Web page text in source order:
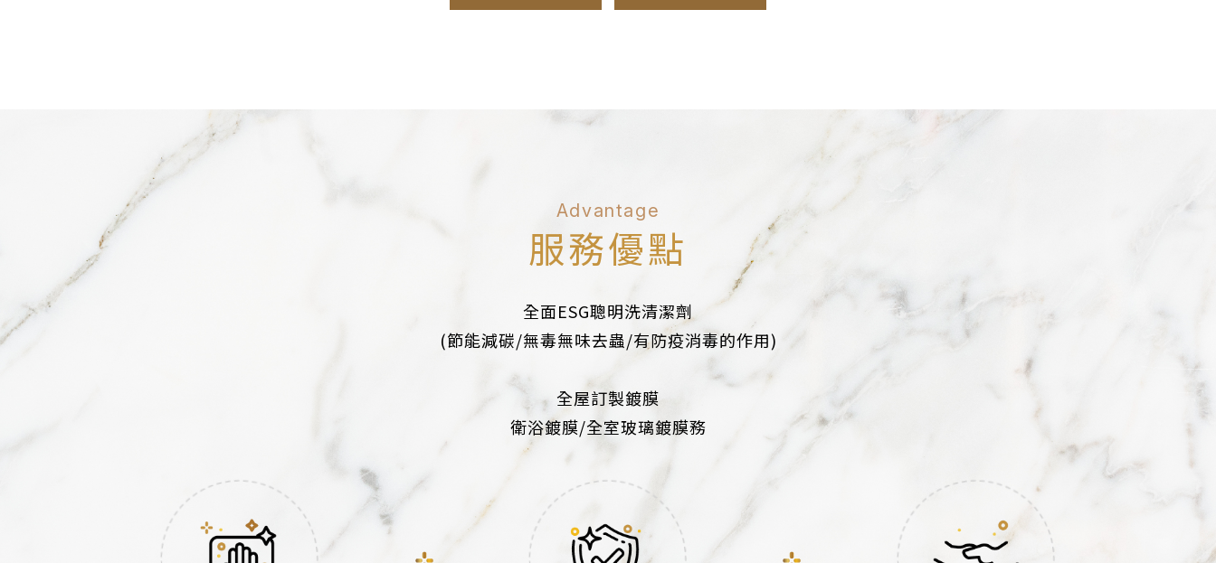
Advantage
服務優點
全面ESG聰明洗清潔劑
(節能減碳/無毒無味去蟲/有防疫消毒的作用)
全屋訂製鍍膜
衛浴鍍膜/全室玻璃鍍膜務